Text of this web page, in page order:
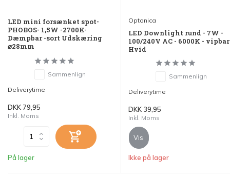
LED mini forsænket spot-
PHOBOS- 1,5W -2700K-
Dæmpbar -sort Udskæring
⌀28mm
Sammenlign
Deliverytime
DKK 79,95
Inkl. Moms
På lager
Optonica
LED Downlight rund - 7W -
100/240V AC - 6000K -
Hvid
Sammenlign
Deliverytime
DKK 39,95
Inkl. Moms
Vis
Ikke på lager